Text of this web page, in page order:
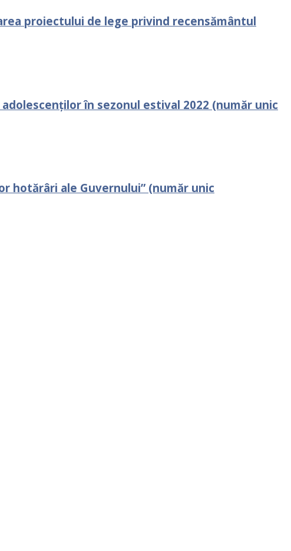
proiectului de lege privind recensământul
în sezonul estival 2022 (număr unic
hotărâri ale Guvernului” (număr unic